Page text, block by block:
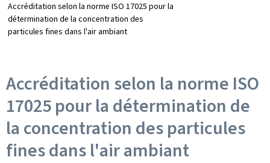
Accréditation selon la norme ISO 17025 pour la
détermination de la concentration des
particules fines dans l'air ambiant
Accréditation selon la norme ISO
17025 pour la détermination de
la concentration des particules
fines dans l'air ambiant